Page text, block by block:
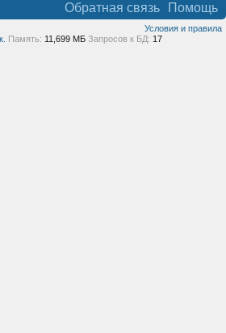
Обратная связь Помощь
Условия и правила
Память: 11,699 МБ Запросов к БД: 17